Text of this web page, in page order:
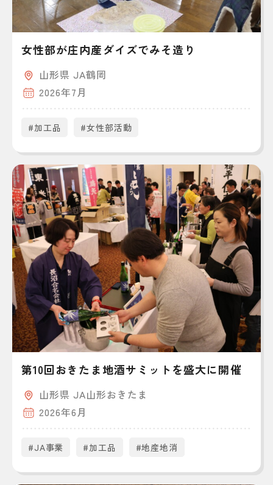
女性部が庄内産ダイズでみそ造り
山形県 JA鶴岡
2026年7月
#加工品 #女性部活動
第10回おきたま地酒サミットを盛大に開催
山形県 JA山形おきたま
2026年6月
#JA事業 #加工品 #地産地消